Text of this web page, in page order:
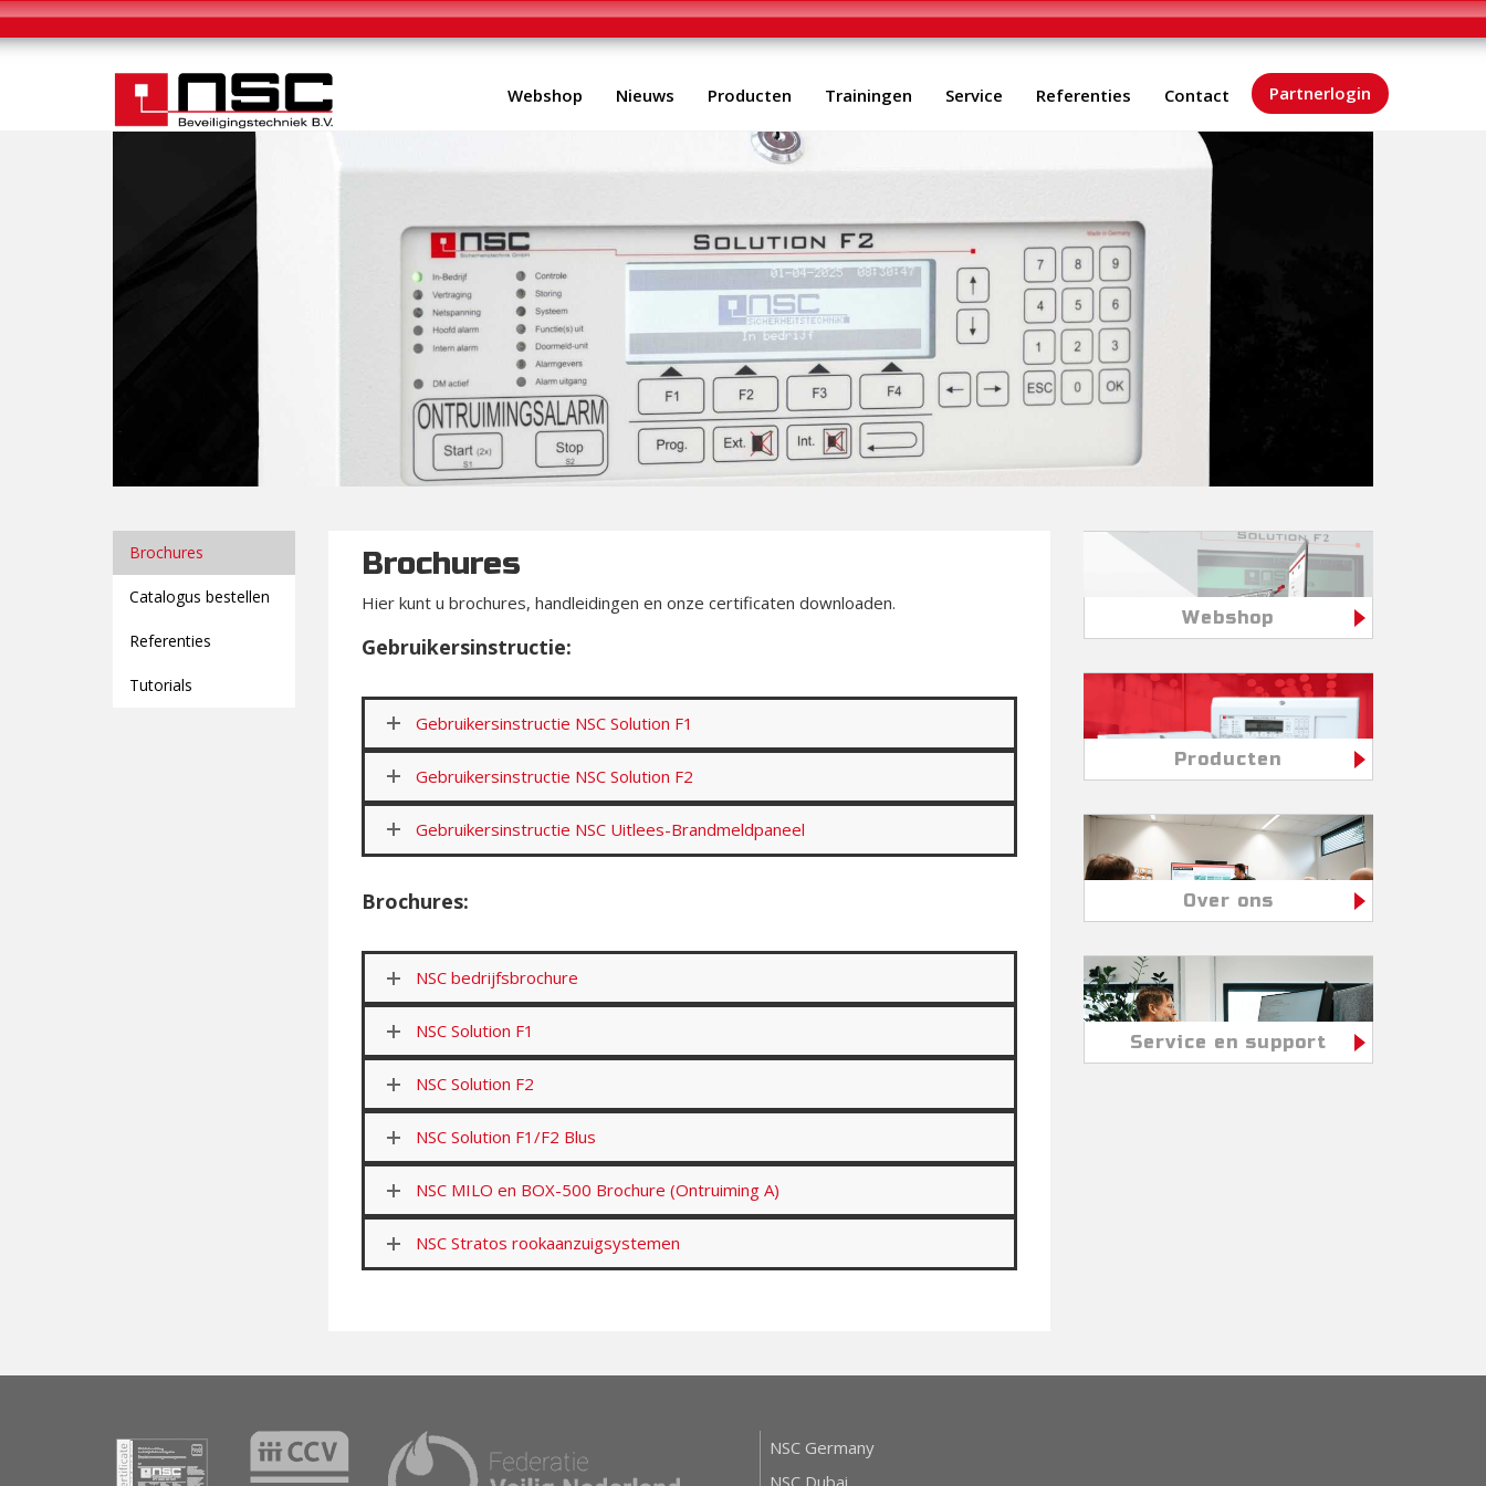
Webshop Nieuws Producten Trainingen Service Referenties Contact Partnerlogin
Brochures
Catalogus bestellen
Referenties
Tutorials
Brochures
Hier kunt u brochures, handleidingen en onze certificaten downloaden.
Gebruikersinstructie:
Gebruikersinstructie NSC Solution F1
Gebruikersinstructie NSC Solution F2
Gebruikersinstructie NSC Uitlees-Brandmeldpaneel
Brochures:
NSC bedrijfsbrochure
NSC Solution F1
NSC Solution F2
NSC Solution F1/F2 Blus
NSC MILO en BOX-500 Brochure (Ontruiming A)
NSC Stratos rookaanzuigsystemen
Webshop
Producten
Over ons
Service en support
NSC Germany